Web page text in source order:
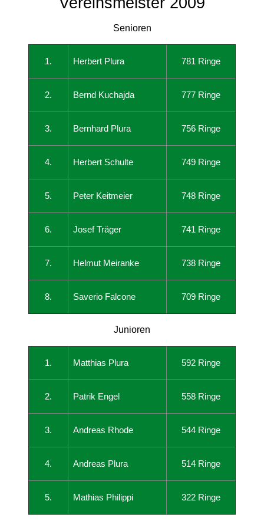
Senioren
1. Herbert Plura 781 Ringe
2. Bernd Kuchajda 777 Ringe
3. Bernhard Plura 756 Ringe
4. Herbert Schulte 749 Ringe
5. Peter Keitmeier 748 Ringe
6. Josef Träger 741 Ringe
7. Helmut Meiranke 738 Ringe
8. Saverio Falcone 709 Ringe
Junioren
1. Matthias Plura 592 Ringe
2. Patrik Engel 558 Ringe
3. Andreas Rhode 544 Ringe
4. Andreas Plura 514 Ringe
5. Mathias Philippi 322 Ringe